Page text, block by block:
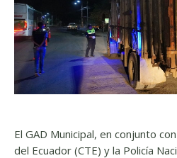
El GAD Municipal, en conjunto
del Ecuador (CTE) y la Policía